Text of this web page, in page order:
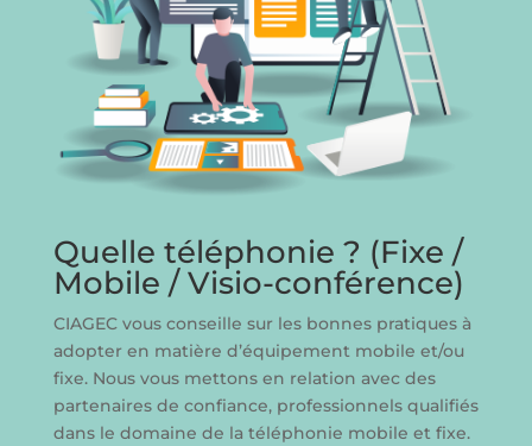
Quelle téléphonie ? (Fixe /
Mobile / Visio-conférence)
CIAGEC vous conseille sur les bonnes pratiques à
adopter en matière d’équipement mobile et/ou
fixe. Nous vous mettons en relation avec des
partenaires de confiance, professionnels qualifiés
dans le domaine de la téléphonie mobile et fixe.